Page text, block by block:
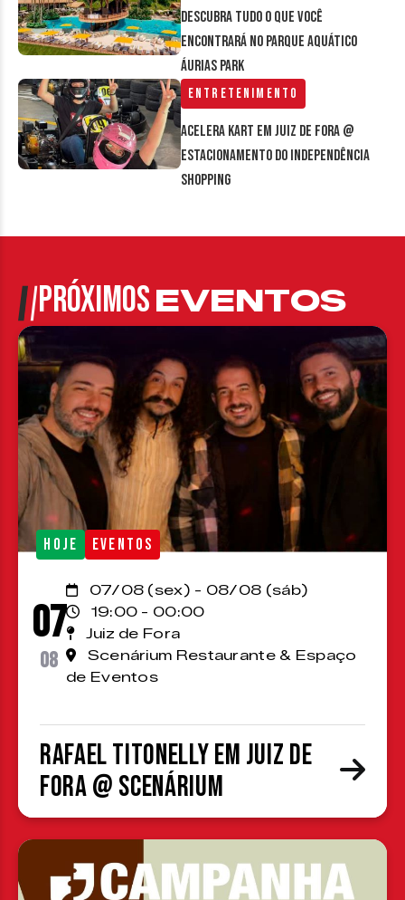
Descubra tudo o que você
encontrará no parque aquático
Áurias Park
Entretenimento
Acelera Kart em Juiz de Fora @
estacionamento do Independência
Shopping
PRÓXIMOSEVENTOS
HOJE EVENTOS
07
08
07/08 (sex) - 08/08 (sáb)
19:00 - 00:00
Juiz de Fora
Scenárium Restaurante & Espaço
de Eventos
Rafael Titonelly em Juiz de
Fora @ Scenárium